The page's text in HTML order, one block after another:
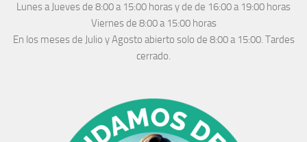
Lunes a Jueves de 8:00 a 15:00 horas y de de 16:00 a 19:00 horas
Viernes de 8:00 a 15:00 horas
En los meses de Julio y Agosto abierto solo de 8:00 a 15:00. Tardes
cerrado.